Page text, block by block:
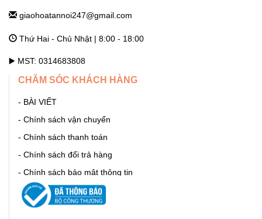
giaohoatannoi247@gmail.com
Thứ Hai - Chủ Nhật | 8:00 - 18:00
▶️ MST: 0314683808
CHĂM SÓC KHÁCH HÀNG
- BÀI VIẾT
- Chính sách vận chuyển
- Chính sách thanh toán
- Chính sách đổi trả hàng
- Chính sách bảo mật thông tin
- Hướng dẫn mua hàng
- GIỚI THIỆU
Hà Nội
11 Quang Trung, thị trấn Vân Đình - Ứng Hòa - Hà Nội Hà Nội
GHTN247_SHOP HOA BA ĐÌNH
86 Cửa Bắc, Ba Đình, Hà Nội. Phúc Xá Hà Nội
GHTN247_SHOP HOA BẮC TỪ LIÊM